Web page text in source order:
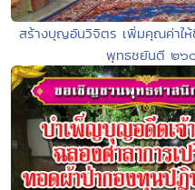
สร้างบุญอันวิจิตร เพิ่มคุณค่าใ
พุทธชยันตี ๒๖